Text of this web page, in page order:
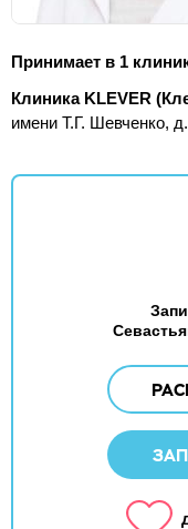
Принимает в 1
Клиника KLEVER
имени Т.Г. Шевченко,